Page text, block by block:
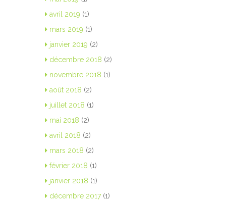
avril 2019 (1)
mars 2019 (1)
janvier 2019 (2)
décembre 2018 (2)
novembre 2018 (1)
août 2018 (2)
juillet 2018 (1)
mai 2018 (2)
avril 2018 (2)
mars 2018 (2)
février 2018 (1)
janvier 2018 (1)
décembre 2017(1)